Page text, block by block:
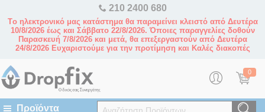
210 2400 680
Tο ηλεκτρονικό μας κατάστημα θα παραμείνει κλειστό από Δευτέρα
10/8/2026 έως και Σάββατο 22/8/2026. Όποιες παραγγελίες δοθούν
Παρασκευή 7/8/2026 και μετά, θα επεξεργαστούν από Δευτέρα
24/8/2026 Ευχαριστούμε για την προτίμηση και Καλές διακοπές
0